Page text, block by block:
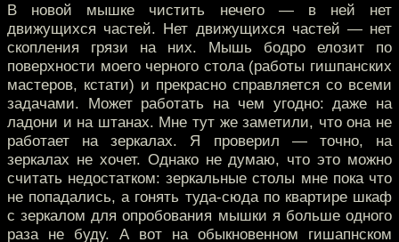
В новой мышке чистить нечего — в ней нет
движущихся частей. Нет движущихся частей — нет
скопления грязи на них. Мышь бодро елозит по
поверхности моего черного стола (работы гишпанских
мастеров, кстати) и прекрасно справляется со всеми
задачами. Может работать на чем угодно: даже на
ладони и на штанах. Мне тут же заметили, что она не
работает на зеркалах. Я проверил — точно, на
зеркалах не хочет. Однако не думаю, что это можно
считать недостатком: зеркальные столы мне пока что
не попадались, а гонять туда-сюда по квартире шкаф
с зеркалом для опробования мышки я больше одного
раза не буду. А вот на обыкновенном гишапнском